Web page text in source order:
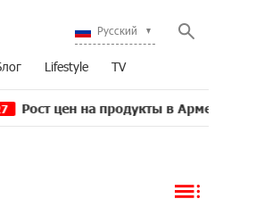
Русский
Lifestyle TV
на продукты в Армении ускорился